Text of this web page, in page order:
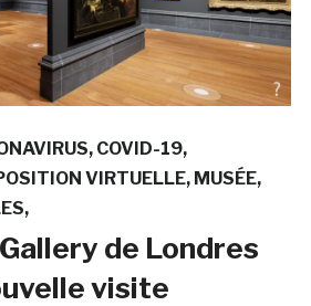
COVID-19
VIRTUELLE MUSÉE
de Londres
visite